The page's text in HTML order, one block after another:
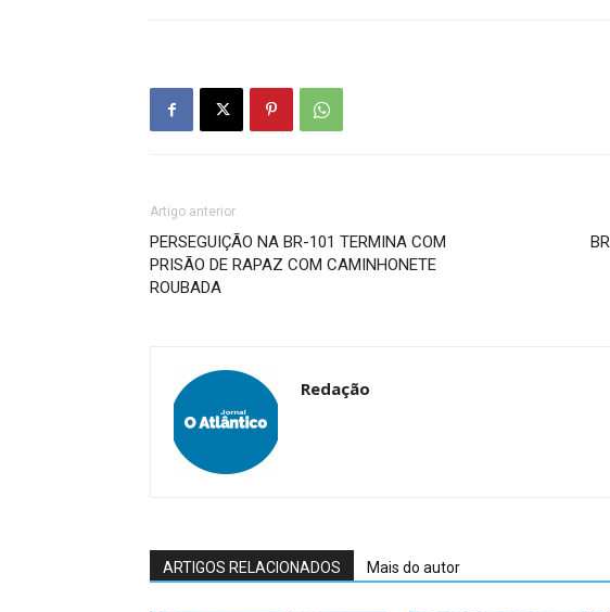
Artigo anterior
PERSEGUIÇÃO NA BR-101 TERMINA COM
PRISÃO DE RAPAZ COM CAMINHONETE
ROUBADA
Redação
ARTIGOS RELACIONADOS Mais do autor